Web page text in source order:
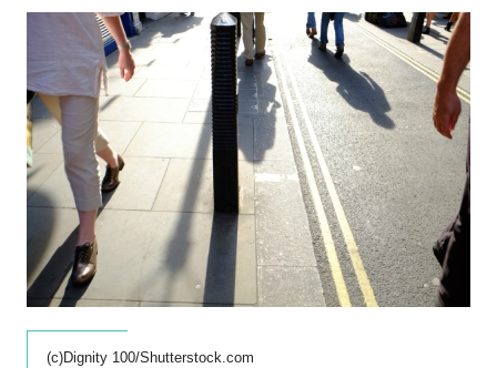
(c)Dignity 100/Shutterstock.com